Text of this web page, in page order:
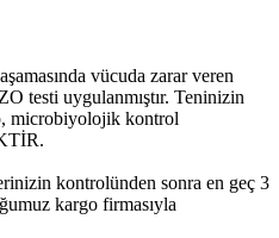
vücuda zarar veren
testi uygulanmıştır. Teninizin
microbiyolojik kontrol
kontrolünden sonra en geç 3
kargo firmasıyla